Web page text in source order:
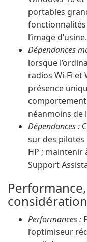
portables
l’image d’usine.
Dépendances
lorsque
radios Wi-Fi et
présence
néanmoins de
Dépendances :
sur des pilotes
HP ; maintenir
Support
Performances :
l’optimiseur